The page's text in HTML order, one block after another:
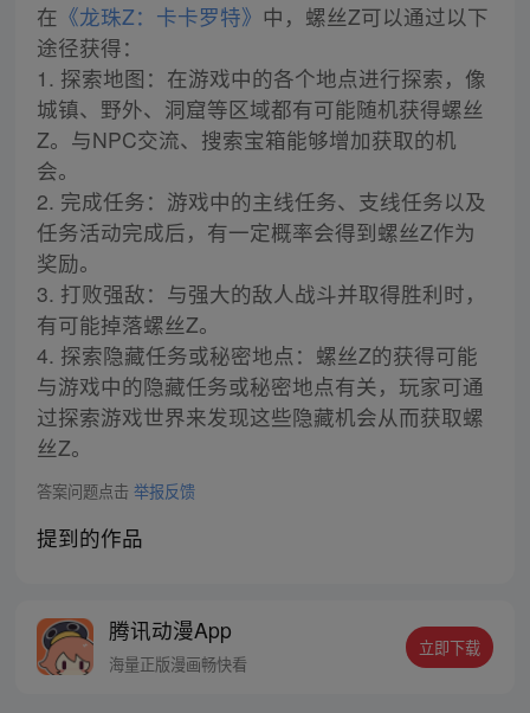
在 《龙珠Z：卡卡罗特》 中，螺丝Z可以通过以下
途径获得：
1. 探索地图：在游戏中的各个地点进行探索，像
城镇、野外、洞窟等区域都有可能随机获得螺丝
Z。与NPC交流、搜索宝箱能够增加获取的机
会。
2. 完成任务：游戏中的主线任务、支线任务以及
任务活动完成后，有一定概率会得到螺丝Z作为
奖励。
3. 打败强敌：与强大的敌人战斗并取得胜利时，
有可能掉落螺丝Z。
4. 探索隐藏任务或秘密地点：螺丝Z的获得可能
与游戏中的隐藏任务或秘密地点有关，玩家可通
过探索游戏世界来发现这些隐藏机会从而获取螺
丝Z。
答案问题点击 举报反馈
提到的作品
腾讯动漫App
海量正版漫画畅快看
立即下载